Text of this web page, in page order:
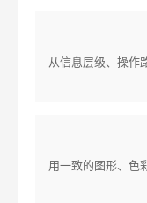
从信息层级、操作
用一致的图形、色